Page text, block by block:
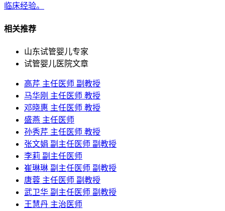
临床经验。
相关推荐
山东试管婴儿专家
试管婴儿医院文章
高芹 主任医师 副教授
马华刚 主任医师 教授
邓晓惠 主任医师 教授
盛燕 主任医师
孙秀芹 主任医师 教授
张文娟 副主任医师 副教授
李莉 副主任医师
崔琳琳 副主任医师 副教授
唐蓉 主任医师 副教授
武卫华 副主任医师 副教授
王慧丹 主治医师